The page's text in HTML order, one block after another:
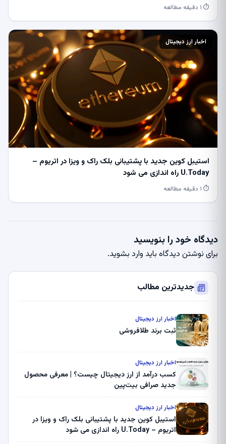
⏱ ۱ دقیقه مطالعه
اخبار ارز دیجیتال
استیبل کوین جدید با پشتیبانی بلک راک و ویزا در اتریوم –
U.Today راه اندازی می شود
⏱ ۱ دقیقه مطالعه
دیدگاه خود را بنویسید
برای نوشتن دیدگاه باید وارد بشوید.
جدیدترین مطالب
اخبار ارز دیجیتال
ثبت برند طلافروشی
اخبار ارز دیجیتال
کسب درآمد از ارز دیجیتال چیست؟ | معرفی محصول
جدید صرافی بیت‌پین
اخبار ارز دیجیتال
استیبل کوین جدید با پشتیبانی بلک راک و ویزا در
اتریوم – U.Today راه اندازی می شود